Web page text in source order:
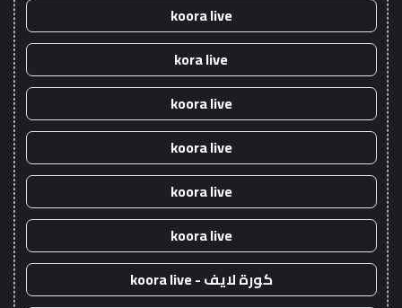
koora live
kora live
koora live
koora live
koora live
koora live
كورة لايف - koora live